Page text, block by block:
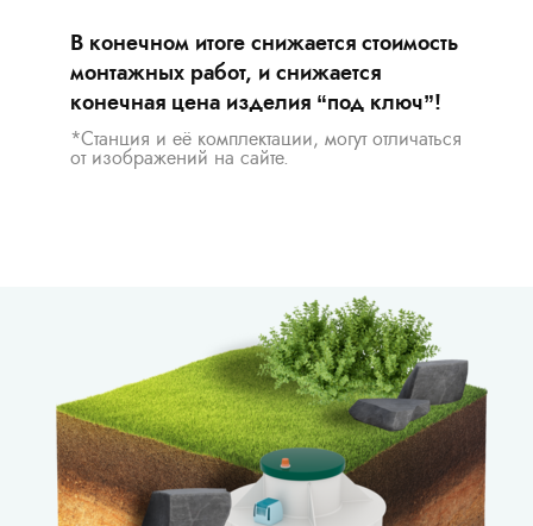
В конечном итоге снижается стоимость
монтажных работ, и снижается
конечная цена изделия “под ключ”!
*Станция и её комплектации, могут отличаться
от изображений на сайте.